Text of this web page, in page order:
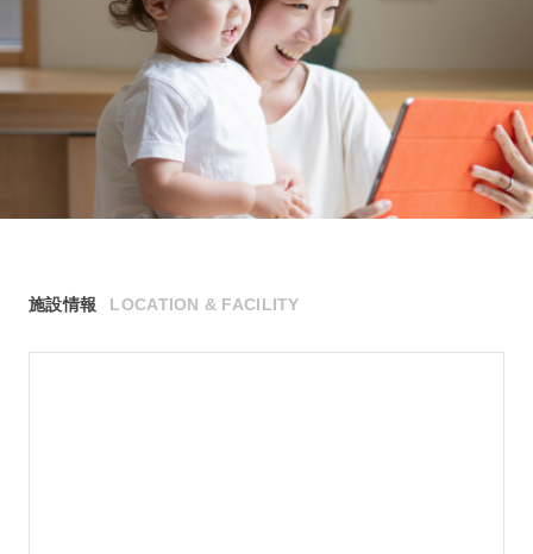
施設情報 LOCATION & FACILITY